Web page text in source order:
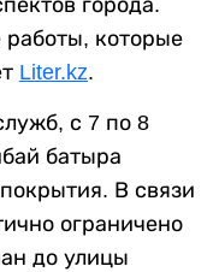
города.
которые
Liter.kz.
с 7 по 8
батыра
В связи
ограничено
до улицы